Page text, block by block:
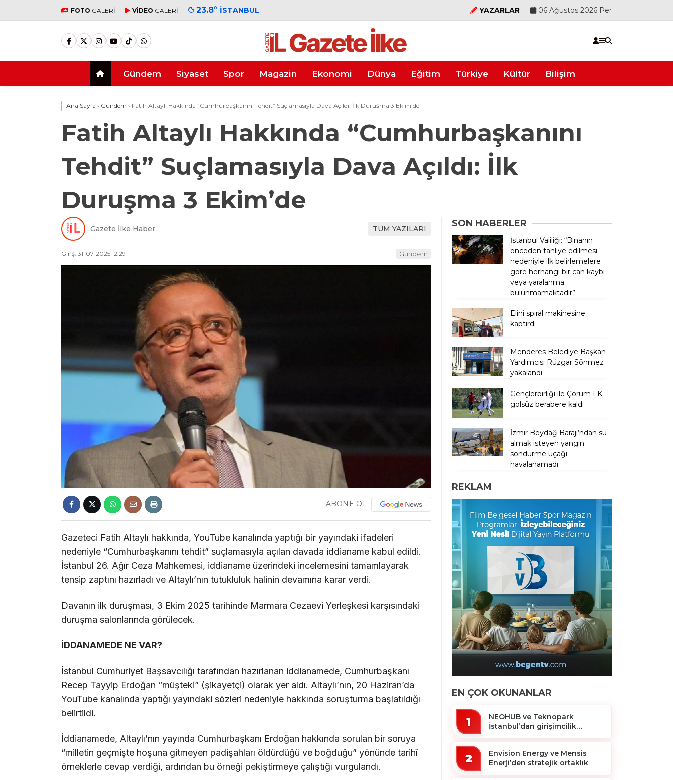
FOTO GALERİ VİDEO GALERİ 23.8° İSTANBUL YAZARLAR 06 Ağustos 2026 Per
Gündem Siyaset Spor Magazin Ekonomi Dünya Eğitim Türkiye Kültür Bilişim
Ana Sayfa › Gündem › Fatih Altaylı Hakkında “Cumhurbaşkanını Tehdit” Suçlamasıyla Dava Açıldı: İlk Duruşma 3 Ekim’de
Fatih Altaylı Hakkında “Cumhurbaşkanını
Tehdit” Suçlamasıyla Dava Açıldı: İlk
Duruşma 3 Ekim’de
Gazete İlke Haber TÜM YAZILARI
Giriş: 31-07-2025 12:29 Gündem
ABONE OL
Gazeteci Fatih Altaylı hakkında, YouTube kanalında yaptığı bir yayındaki ifadeleri
nedeniyle “Cumhurbaşkanını tehdit” suçlamasıyla açılan davada iddianame kabul edildi.
İstanbul 26. Ağır Ceza Mahkemesi, iddianame üzerindeki incelemesini tamamlayarak
tensip zaptını hazırladı ve Altaylı’nın tutukluluk halinin devamına karar verdi.
Davanın ilk duruşması, 3 Ekim 2025 tarihinde Marmara Cezaevi Yerleşkesi karşısındaki
duruşma salonlarında görülecek.
İDDANAMEDE NE VAR?
İstanbul Cumhuriyet Başsavcılığı tarafından hazırlanan iddianamede, Cumhurbaşkanı
Recep Tayyip Erdoğan “müşteki” (şikayetçi) olarak yer aldı. Altaylı’nın, 20 Haziran’da
YouTube kanalında yaptığı yayındaki sözleri nedeniyle hakkında soruşturma başlatıldığı
belirtildi.
İddianamede, Altaylı’nın yayında Cumhurbaşkanı Erdoğan hakkında sorulan bir soruya
“milletin geçmişte hoşuna gitmeyen padişahları öldürdüğü ve boğduğu” yönünde tarihî
örneklerle cevap verdiği, ardından bu örneği pekiştirmeye çalıştığı vurgulandı.
SON HABERLER
İstanbul Valiliği: “Binanın
önceden tahliye edilmesi
nedeniyle ilk belirlemelere
göre herhangi bir can kaybı
veya yaralanma
bulunmamaktadır”
Elini spiral makinesine
kaptırdı
Menderes Belediye Başkan
Yardımcısı Rüzgar Sönmez
yakalandı
Gençlerbirliği ile Çorum FK
golsüz berabere kaldı
İzmir Beydağ Barajı’ndan su
almak isteyen yangın
söndürme uçağı
havalanamadı
REKLAM
EN ÇOK OKUNANLAR
1
NEOHUB ve Teknopark
İstanbul’dan girişimcilik
2
Envision Energy ve Mensis
Enerji’den stratejik ortaklık